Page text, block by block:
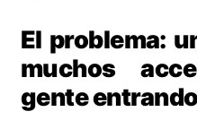
El problema:
muchos
gente